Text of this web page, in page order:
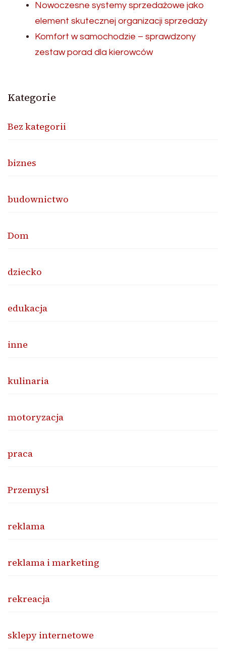
Nowoczesne systemy sprzedażowe jako
element skutecznej organizacji sprzedaży
Komfort w samochodzie – sprawdzony
zestaw porad dla kierowców
Kategorie
Bez kategorii
biznes
budownictwo
Dom
dziecko
edukacja
inne
kulinaria
motoryzacja
praca
Przemysł
reklama
reklama i marketing
rekreacja
sklepy internetowe